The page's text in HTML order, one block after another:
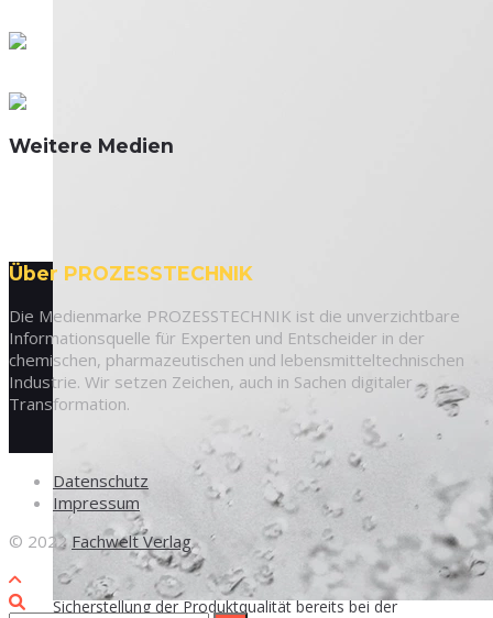
Titel-Thema
Zuver­läs­si­ge Füllstandmessung
26. Mai 2026
In der industriellen Speiseeisproduktion beginnt die
Sicherstellung der Produktqualität bereits bei der
Wei­te­re Medien
Über PROZESSTECHNIK
Die Medienmarke PROZESSTECHNIK ist die unverzichtbare
Informationsquelle für Experten und Entscheider in der
chemischen, pharmazeutischen und lebensmitteltechnischen
Industrie. Wir setzen Zeichen, auch in Sachen digitaler
Transformation.
Daten­schutz
Impres­sum
© 2022 Fachwelt Verlag